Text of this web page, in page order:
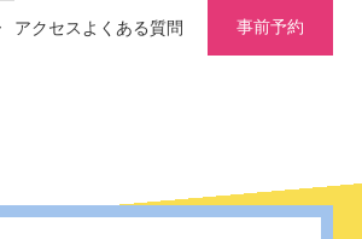
アクセス よくある質問 事前予約